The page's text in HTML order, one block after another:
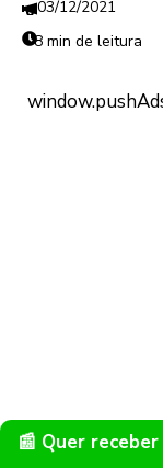
03/12/2021
8 min de leitura
📰 Quer receber